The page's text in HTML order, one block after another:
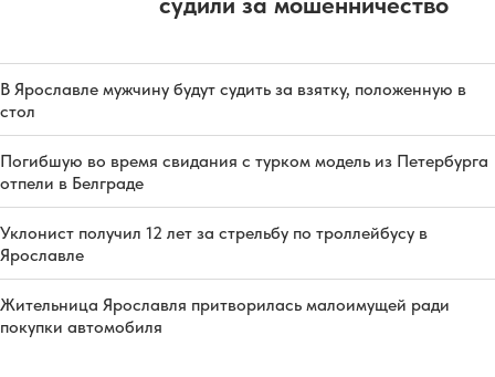
В Ярославле мужчину будут судить за взятку, положенную в
стол
Погибшую во время свидания с турком модель из Петербурга
отпели в Белграде
Уклонист получил 12 лет за стрельбу по троллейбусу в
Ярославле
Жительница Ярославля притворилась малоимущей ради
покупки автомобиля